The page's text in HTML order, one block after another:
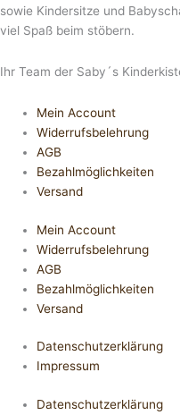
sowie Kindersitze und
viel Spaß beim stöbern.
Ihr Team der Saby´s
Mein Account
Widerrufsbelehrung
AGB
Bezahlmöglichkeiten
Versand
Mein Account
Widerrufsbelehrung
AGB
Bezahlmöglichkeiten
Versand
Datenschutzerklärung
Impressum
Datenschutzerklärung